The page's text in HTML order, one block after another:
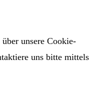
unsere Cookie-
uns bitte mittels